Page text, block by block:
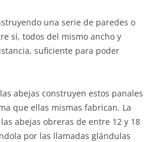
una serie de paredes o
sí, todos del mismo ancho y
suficiente para poder
abejas construyen estos panales
que ellas mismas fabrican. La
abejas obreras de entre 12 y 18
por las llamadas glándulas